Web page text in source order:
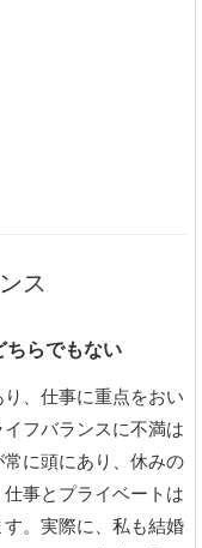
ス
ちらでもない
、仕事に重点をおい
フバランスに不満は
に頭にあり、休みの
事とプライベートは
。実際に、私も結婚